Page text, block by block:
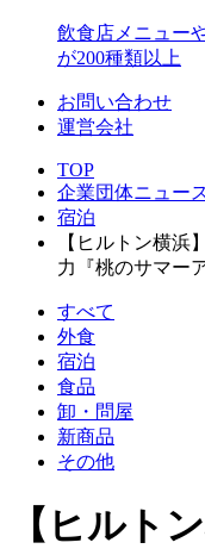
飲食店メニュー
が200種類以上
お問い合わせ
運営会社
TOP
企業団体ニュー
宿泊
【ヒルトン横浜
力『桃のサマー
すべて
外食
宿泊
食品
卸・問屋
新商品
その他
【ヒルト